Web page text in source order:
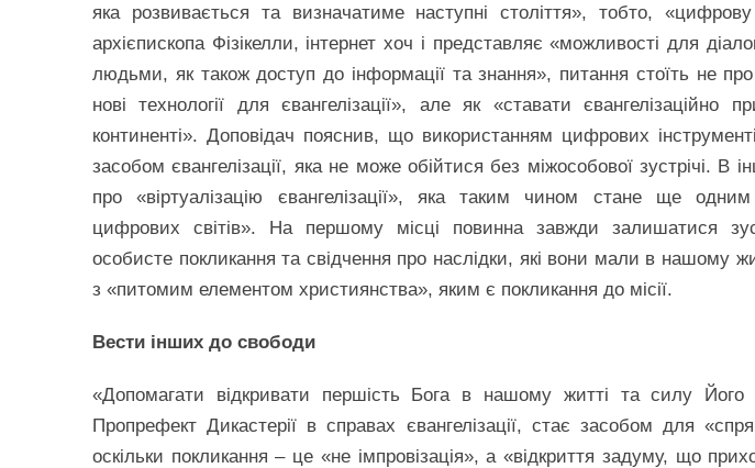
яка розвивається та визначатиме наступні століття», тобто,
архієпископа Фізікелли, інтернет хоч і представляє «можливості для
людьми, як також доступ до інформації та знання», питання стоїть не
нові технології для євангелізації», але як «ставати євангелізаційно
континенті». Доповідач пояснив, що використанням цифрових
засобом євангелізації, яка не може обійтися без міжособової зустрічі. В
про «віртуалізацію євангелізації», яка таким чином стане ще
цифрових світів». На першому місці повинна завжди залишатися
особисте покликання та свідчення про наслідки, які вони мали в нашому
з «питомим елементом християнства», яким є покликання до місії.
Вести інших до свободи
«Допомагати відкривати першість Бога в нашому житті та силу Його
Пропрефект Дикастерії в справах євангелізації, стає засобом для
оскільки покликання – це «не імпровізація», а «відкриття задуму, що